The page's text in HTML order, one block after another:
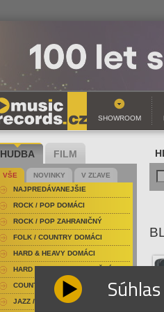
SHOWROOM
HUDBA FILM
VŠE NOVINKY
V ZĽAVE
NAJPREDÁVANEJŠIE
ROCK / POP DOMÁCI
ROCK / POP ZAHRANIČNÝ
FOLK / COUNTRY DOMÁCI
HARD & HEAVY DOMÁCI
HARD & HEAVY ZAHRANIČNÝ
COUNTRY
JAZZ / BLUES